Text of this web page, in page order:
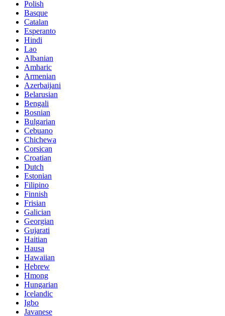
Polish
Basque
Catalan
Esperanto
Hindi
Lao
Albanian
Amharic
Armenian
Azerbaijani
Belarusian
Bengali
Bosnian
Bulgarian
Cebuano
Chichewa
Corsican
Croatian
Dutch
Estonian
Filipino
Finnish
Frisian
Galician
Georgian
Gujarati
Haitian
Hausa
Hawaiian
Hebrew
Hmong
Hungarian
Icelandic
Igbo
Javanese